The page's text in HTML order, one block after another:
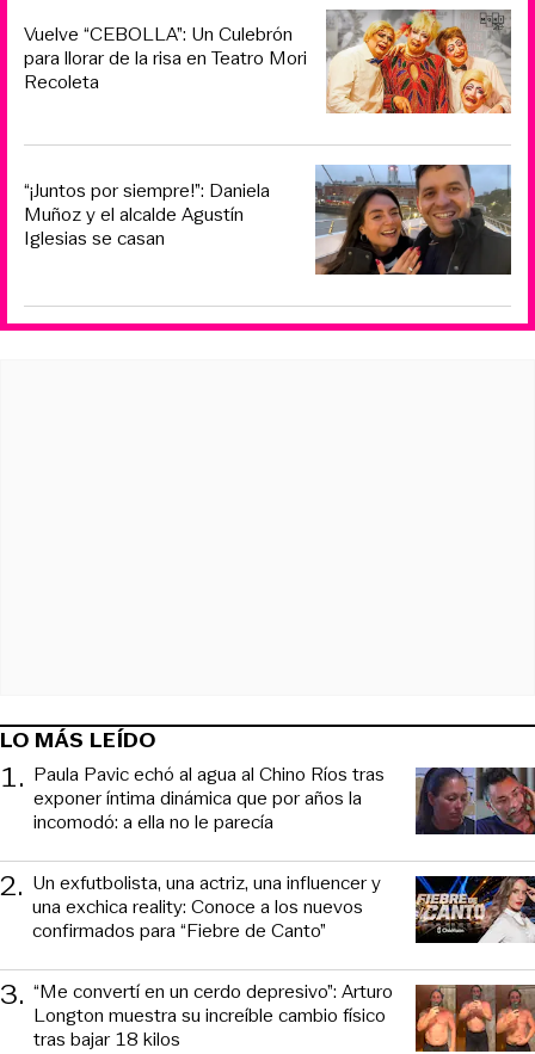
Vuelve “CEBOLLA”: Un Culebrón
para llorar de la risa en Teatro Mori
Recoleta
“¡Juntos por siempre!”: Daniela
Muñoz y el alcalde Agustín
Iglesias se casan
LO MÁS LEÍDO
1. Paula Pavic echó al agua al Chino Ríos tras
exponer íntima dinámica que por años la
incomodó: a ella no le parecía
2. Un exfutbolista, una actriz, una influencer y
una exchica reality: Conoce a los nuevos
confirmados para “Fiebre de Canto”
3. “Me convertí en un cerdo depresivo”: Arturo
Longton muestra su increíble cambio físico
tras bajar 18 kilos